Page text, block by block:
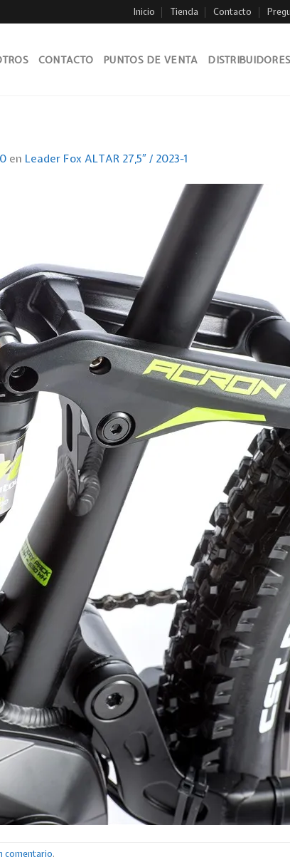
Inicio Tienda Contacto
CONTACTO PUNTOS DE VENTA DISTRIBUIDORES
en Leader Fox ALTAR 27,5″ / 2023-1
comentario.